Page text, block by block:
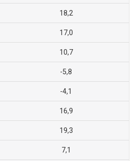
18,2
17,0
10,7
-5,8
-4,1
16,9
19,3
7,1